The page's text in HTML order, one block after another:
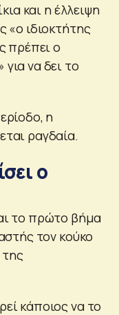
και η έλλειψη
«ο ιδιοκτήτης
πρέπει ο
να δει το
η
ραγδαία.
ο
το πρώτο βήμα
τον κούκο
της
κάποιος να το